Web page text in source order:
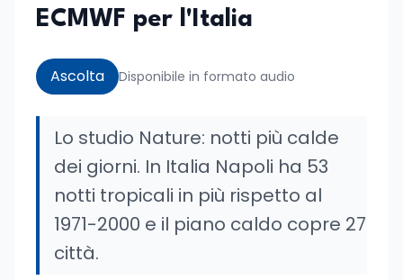
ECMWF per l'Italia
Ascolta Disponibile in formato audio
Lo studio Nature: notti più calde
dei giorni. In Italia Napoli ha 53
notti tropicali in più rispetto al
1971-2000 e il piano caldo copre 27
città.